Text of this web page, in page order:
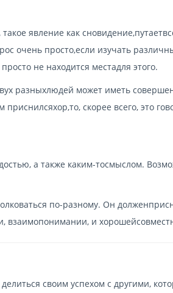
явление как
очень просто,если изучать
не находится местадля этого.
разныхлюдей может иметь
приснилсяхор,то, скорее всего, это
а также каким-тосмыслом.
по-разному. Он
взаимопонимании, и
своим успехом с другими,